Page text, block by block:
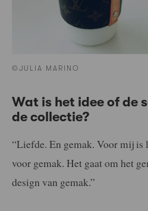
©JULIA MARINO
Wat is het idee of de
de collectie?
“Liefde. En gemak. Voor mij is
voor gemak. Het gaat om het
design van gemak.”